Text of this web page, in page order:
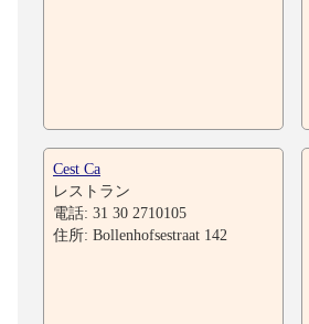
Cest Ca
レストラン
電話: 31 30 2710105
住所: Bollenhofsestraat 142